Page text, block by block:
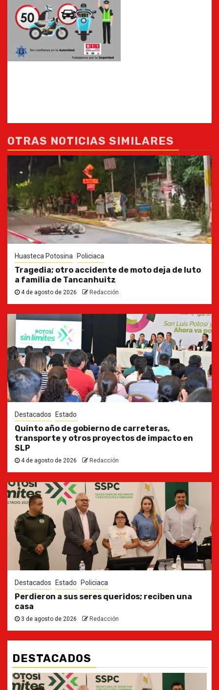
OTRAS NOTICIAS SIMILARES
Huasteca Potosina Policiaca
Tragedia; otro accidente de moto deja de luto
a familia de Tancanhuitz
4 de agosto de 2026 Redacción
Destacados Estado
Quinto año de gobierno de carreteras,
transporte y otros proyectos de impacto en
SLP
4 de agosto de 2026 Redacción
Destacados Estado Policiaca
Perdieron a sus seres queridos; reciben una
casa
3 de agosto de 2026 Redacción
DESTACADOS